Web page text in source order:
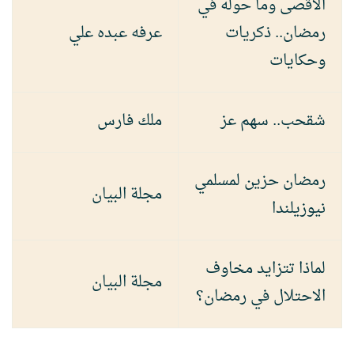
رمضان.. ذكريات
وحكايات
عرفه عبده علي
شقحب.. سهم عز ملك فارس
رمضان حزين لمسلمي
نيوزيلندا
مجلة البيان
لماذا تتزايد مخاوف
الاحتلال في رمضان؟
مجلة البيان